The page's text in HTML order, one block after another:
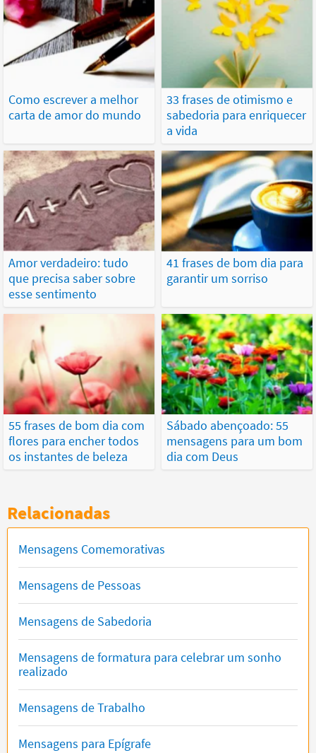
Como escrever a melhor
carta de amor do mundo
33 frases de otimismo e
sabedoria para enriquecer
a vida
Amor verdadeiro: tudo
que precisa saber sobre
esse sentimento
41 frases de bom dia para
garantir um sorriso
55 frases de bom dia com
flores para encher todos
os instantes de beleza
Sábado abençoado: 55
mensagens para um bom
dia com Deus
Relacionadas
Mensagens Comemorativas
Mensagens de Pessoas
Mensagens de Sabedoria
Mensagens de formatura para celebrar um sonho
realizado
Mensagens de Trabalho
Mensagens para Epígrafe